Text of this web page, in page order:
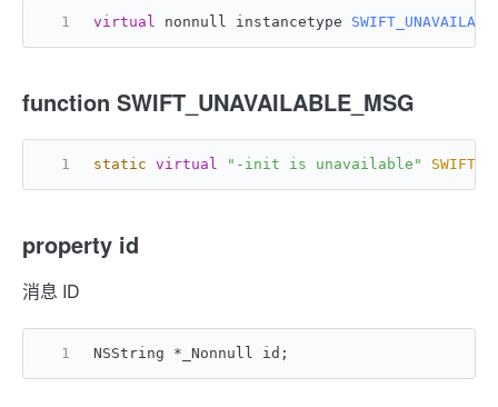
virtual nonnull instancetype
function SWIFT_UNAVAILABLE_MSG
static virtual "-init is unavailable"
property id
消息 ID
NSString *_Nonnull id;